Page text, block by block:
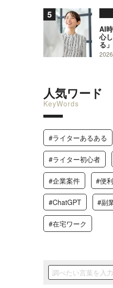
AI
心
る
人気ワード
KeyWords
#ライターあるある
#ライター初心者
#企業案件 #便
#ChatGPT #副
#在宅ワーク